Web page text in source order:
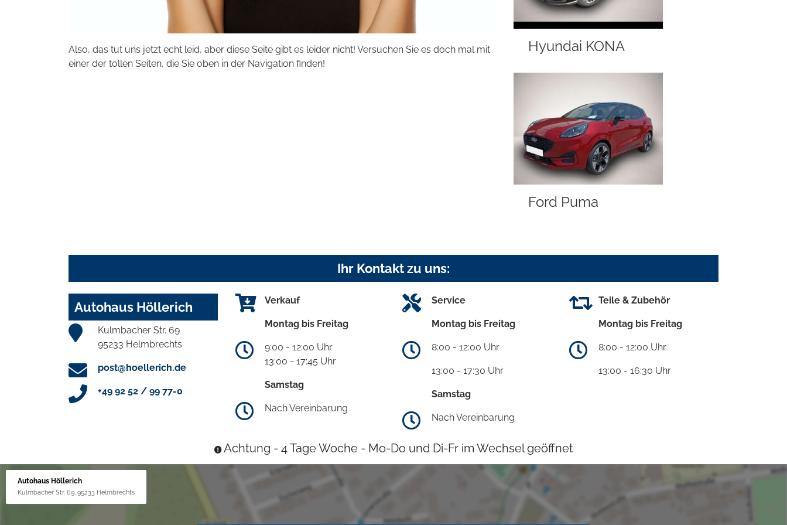
Also, das tut uns jetzt echt leid, aber diese Seite gibt es leider nicht! Versuchen Sie es doch mal mit
einer der tollen Seiten, die Sie oben in der Navigation finden!
Hyundai KONA
Ford Puma
Ihr Kontakt zu uns:
Autohaus Höllerich
Kulmbacher Str. 69
95233 Helmbrechts
post@hoellerich.de
+49 92 52 / 99 77-0
Verkauf
Montag bis Freitag
9:00 - 12:00 Uhr
13:00 - 17:45 Uhr
Samstag
Nach Vereinbarung
Service
Montag bis Freitag
8:00 - 12:00 Uhr
13:00 - 17:30 Uhr
Samstag
Nach Vereinbarung
Teile & Zubehör
Montag bis Freitag
8:00 - 12:00 Uhr
13:00 - 16:30 Uhr
Achtung - 4 Tage Woche - Mo-Do und Di-Fr im Wechsel geöffnet
Autohaus Höllerich
Kulmbacher Str. 69, 95233 Helmbrechts